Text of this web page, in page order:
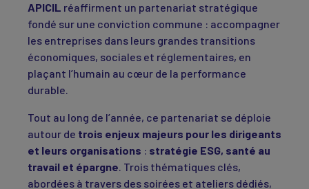
APICIL réaffirment un partenariat stratégique
fondé sur une conviction commune : accompagner
les entreprises dans leurs grandes transitions
économiques, sociales et réglementaires, en
plaçant l’humain au cœur de la performance
durable.
Tout au long de l’année, ce partenariat se déploie
autour de trois enjeux majeurs pour les dirigeants
et leurs organisations : stratégie ESG, santé au
travail et épargne. Trois thématiques clés,
abordées à travers des soirées et ateliers dédiés,